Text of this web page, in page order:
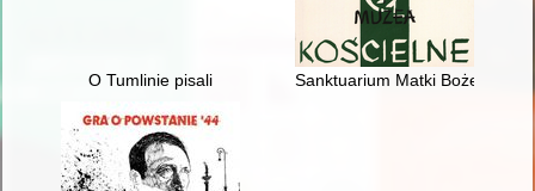
O Tumlinie pisali Sanktuarium Matki Bożej